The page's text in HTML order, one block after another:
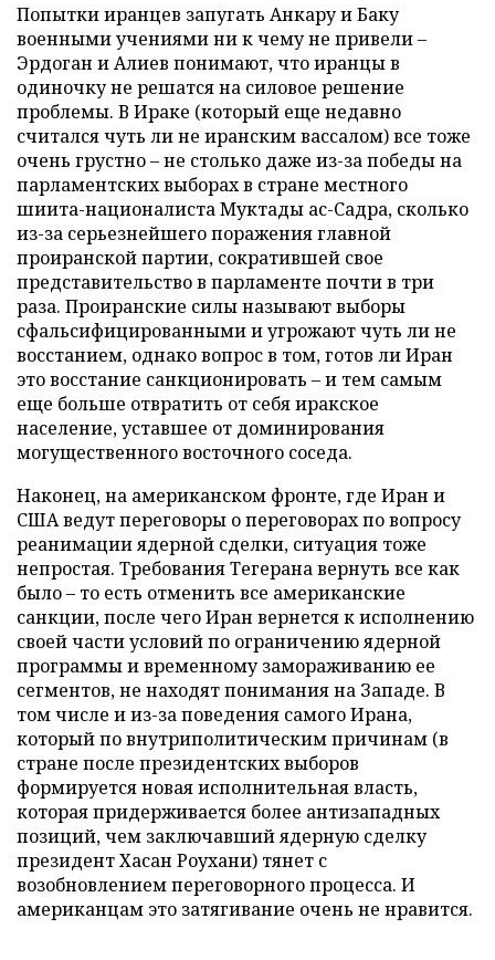
Попытки иранцев запугать Анкару и Баку
военными учениями ни к чему не привели –
Эрдоган и Алиев понимают, что иранцы в
одиночку не решатся на силовое решение
проблемы. В Ираке (который еще недавно
считался чуть ли не иранским вассалом) все тоже
очень грустно – не столько даже из-за победы на
парламентских выборах в стране местного
шиита-националиста Муктады ас-Садра, сколько
из-за серьезнейшего поражения главной
проиранской партии, сократившей свое
представительство в парламенте почти в три
раза. Проиранские силы называют выборы
сфальсифицированными и угрожают чуть ли не
восстанием, однако вопрос в том, готов ли Иран
это восстание санкционировать – и тем самым
еще больше отвратить от себя иракское
население, уставшее от доминирования
могущественного восточного соседа.
Наконец, на американском фронте, где Иран и
США ведут переговоры о переговорах по вопросу
реанимации ядерной сделки, ситуация тоже
непростая. Требования Тегерана вернуть все как
было – то есть отменить все американские
санкции, после чего Иран вернется к исполнению
своей части условий по ограничению ядерной
программы и временному замораживанию ее
сегментов, не находят понимания на Западе. В
том числе и из-за поведения самого Ирана,
который по внутриполитическим причинам (в
стране после президентских выборов
формируется новая исполнительная власть,
которая придерживается более антизападных
позиций, чем заключавший ядерную сделку
президент Хасан Роухани) тянет с
возобновлением переговорного процесса. И
американцам это затягивание очень не нравится.